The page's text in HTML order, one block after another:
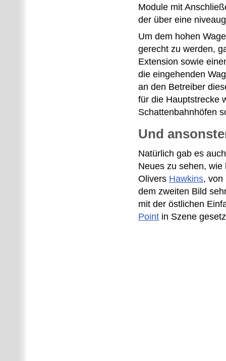
Module mit
der über eine
Um dem hohen
gerecht zu werden,
Extension sowie
die eingehenden
an den Betreiber
für die Hauptstrecke
Schattenbahnhöfen
Und
Natürlich gab es
Neues zu sehen, wie
Olivers Hawkins, von
dem zweiten Bild
mit der östlichen
Point in Szene